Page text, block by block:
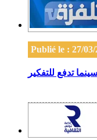
Publié le : 27/03/
تدفع للتفكير